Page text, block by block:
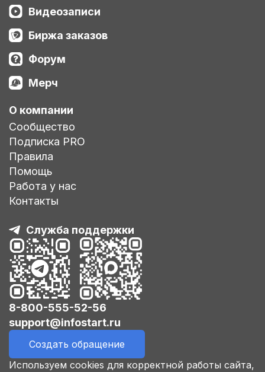
Видеозаписи
Биржа заказов
Форум
Мерч
О компании
Сообщество
Подписка PRO
Правила
Помощь
Работа у нас
Контакты
Служба поддержки
8-800-555-52-56
support@infostart.ru
Создать обращение
Используем cookies для корректной работы сайта,